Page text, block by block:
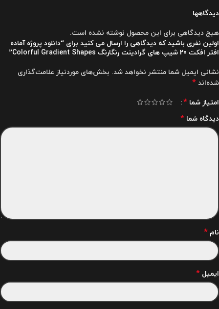
دیدگاهها
هیچ دیدگاهی برای این محصول نوشته نشده است.
اولین نفری باشید که دیدگاهی را ارسال می کنید برای “دانلود پروژه آماده
افتر افکت 20 شیپ های گرادینت رنگارنگ Colorful Gradient Shapes”
نشانی ایمیل شما منتشر نخواهد شد. بخش‌های موردنیاز علامت‌گذاری
شده‌اند*
امتیاز شما *
دیدگاه شما *
نام *
ایمیل *